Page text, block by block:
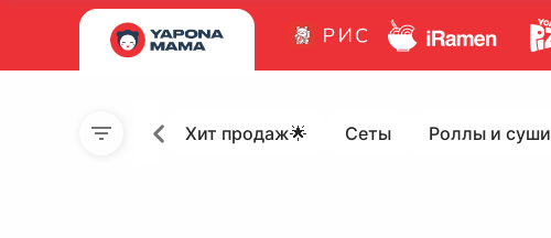
Хит продаж🌟 Сеты Роллы и суши